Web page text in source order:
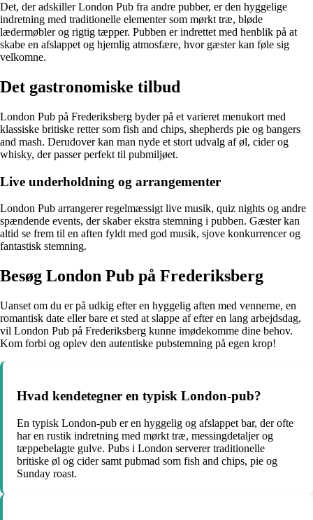
Det, der adskiller London Pub fra andre pubber, er den hyggelige
indretning med traditionelle elementer som mørkt træ, bløde
lædermøbler og rigtig tæpper. Pubben er indrettet med henblik på at
skabe en afslappet og hjemlig atmosfære, hvor gæster kan føle sig
velkomne.
Det gastronomiske tilbud
London Pub på Frederiksberg byder på et varieret menukort med
klassiske britiske retter som fish and chips, shepherds pie og bangers
and mash. Derudover kan man nyde et stort udvalg af øl, cider og
whisky, der passer perfekt til pubmiljøet.
Live underholdning og arrangementer
London Pub arrangerer regelmæssigt live musik, quiz nights og andre
spændende events, der skaber ekstra stemning i pubben. Gæster kan
altid se frem til en aften fyldt med god musik, sjove konkurrencer og
fantastisk stemning.
Besøg London Pub på Frederiksberg
Uanset om du er på udkig efter en hyggelig aften med vennerne, en
romantisk date eller bare et sted at slappe af efter en lang arbejdsdag,
vil London Pub på Frederiksberg kunne imødekomme dine behov.
Kom forbi og oplev den autentiske pubstemning på egen krop!
Hvad kendetegner en typisk London-pub?
En typisk London-pub er en hyggelig og afslappet bar, der ofte
har en rustik indretning med mørkt træ, messingdetaljer og
tæppebelagte gulve. Pubs i London serverer traditionelle
britiske øl og cider samt pubmad som fish and chips, pie og
Sunday roast.